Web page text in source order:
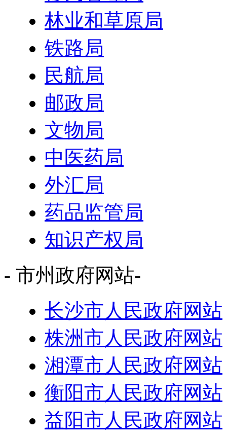
林业和草原局
铁路局
民航局
邮政局
文物局
中医药局
外汇局
药品监管局
知识产权局
- 市州政府网站-
长沙市人民政府网站
株洲市人民政府网站
湘潭市人民政府网站
衡阳市人民政府网站
益阳市人民政府网站